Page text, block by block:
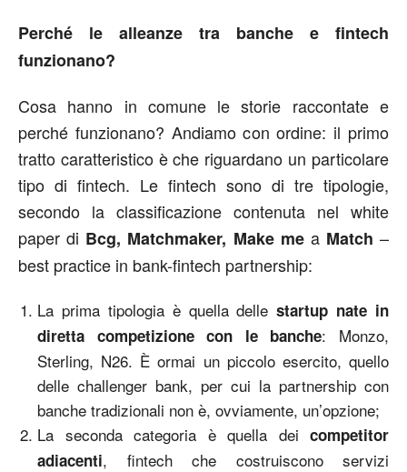
Perché le alleanze tra banche e fintech
funzionano?
Cosa hanno in comune le storie raccontate e
perché funzionano? Andiamo con ordine: il primo
tratto caratteristico è che riguardano un particolare
tipo di fintech. Le fintech sono di tre tipologie,
secondo la classificazione contenuta nel white
paper di Bcg, Matchmaker, Make mea Match –
best practice in bank-fintech partnership:
La prima tipologia è quella dellestartup nate in
diretta competizione con le banche: Monzo,
Sterling, N26. È ormai un piccolo esercito, quello
delle challenger bank, per cui la partnership con
banche tradizionali non è, ovviamente, un’opzione;
La seconda categoria è quella dei competitor
adiacenti, fintech che costruiscono servizi